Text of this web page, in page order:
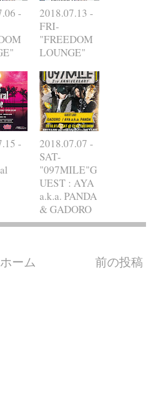
-
2018.07.13 -
FRI-
"FREEDOM
LOUNGE"
-
2018.07.07 -
SAT-
"097MILE"G
UEST : AYA
a.k.a. PANDA
& GADORO
前の投稿
ホーム